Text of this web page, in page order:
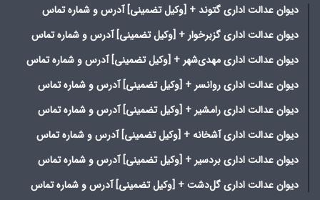
دیوان عدالت اداری گتوند + [وکیل تضمینی] آدرس و شماره تماس
دیوان عدالت اداری گزبرخوار + [وکیل تضمینی] آدرس و شماره تماس
دیوان عدالت اداری مهدی‌شهر + [وکیل تضمینی] آدرس و شماره تماس
دیوان عدالت اداری روانسر + [وکیل تضمینی] آدرس و شماره تماس
دیوان عدالت اداری رامشیر + [وکیل تضمینی] آدرس و شماره تماس
دیوان عدالت اداری آشخانه + [وکیل تضمینی] آدرس و شماره تماس
دیوان عدالت اداری بردسیر + [وکیل تضمینی] آدرس و شماره تماس
دیوان عدالت اداری گل‌دشت + [وکیل تضمینی] آدرس و شماره تماس